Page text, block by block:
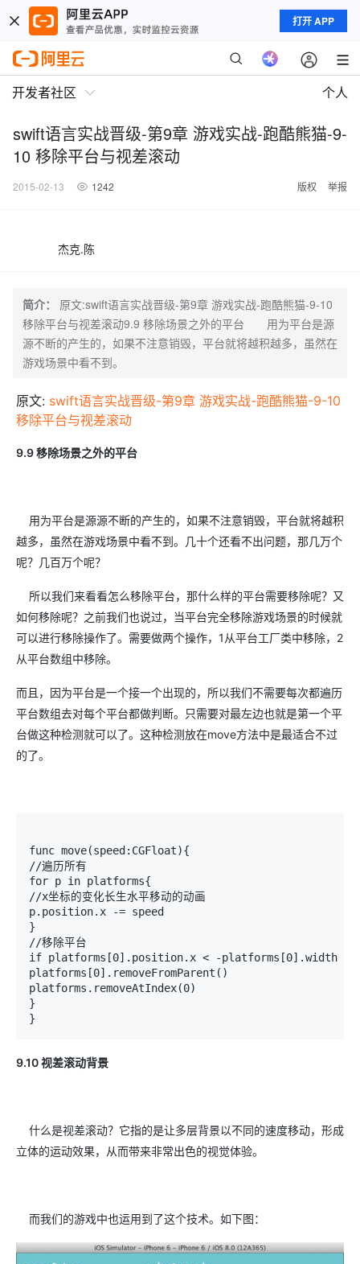
打开 APP
开发者社区 个人
swift语言实战晋级-第9章 游戏实战-跑酷熊猫-9-
10 移除平台与视差滚动
2015-02-13 1242 版权 举报
杰克.陈
简介：
原文:swift语言实战晋级-第9章 游戏实战-跑酷熊猫-9-10
移除平台与视差滚动9.9 移除场景之外的平台 用为平台是源
源不断的产生的，如果不注意销毁，平台就将越积越多，虽然在
游戏场景中看不到。
原文: swift语言实战晋级-第9章 游戏实战-跑酷熊猫-9-10
移除平台与视差滚动
9.9移除场景之外的平台
用为平台是源源不断的产生的，如果不注意销毁，平台就将越积
越多，虽然在游戏场景中看不到。几十个还看不出问题，那几万个
呢？几百万个呢？
所以我们来看看怎么移除平台，那什么样的平台需要移除呢？又
如何移除呢？之前我们也说过，当平台完全移除游戏场景的时候就
可以进行移除操作了。需要做两个操作，1从平台工厂类中移除，2
从平台数组中移除。
而且，因为平台是一个接一个出现的，所以我们不需要每次都遍历
平台数组去对每个平台都做判断。只需要对最左边也就是第一个平
台做这种检测就可以了。这种检测放在move方法中是最适合不过
的了。
func move(speed:CGFloat){
//遍历所有
for p in platforms{
//x坐标的变化长生水平移动的动画
p.position.x -= speed
}
//移除平台
if platforms[0].position.x < -platforms[0].width {
platforms[0].removeFromParent()
platforms.removeAtIndex(0)
}
9.10视差滚动背景
什么是视差滚动？它指的是让多层背景以不同的速度移动，形成
立体的运动效果，从而带来非常出色的视觉体验。
而我们的游戏中也运用到了这个技术。如下图：